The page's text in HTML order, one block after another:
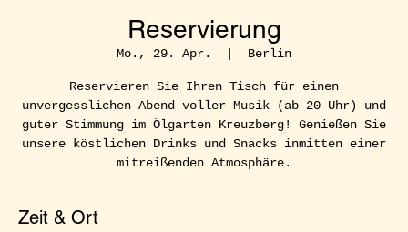
Reservierung
Mo., 29. Apr.
  |
Berlin
Reservieren Sie Ihren Tisch für einen
unvergesslichen Abend voller Musik (ab 20 Uhr) und
guter Stimmung im Ölgarten Kreuzberg! Genießen Sie
unsere köstlichen Drinks und Snacks inmitten einer
mitreißenden Atmosphäre.
Zeit & Ort